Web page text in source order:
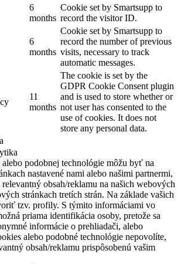
6
months
Cookie set by Smartsupp to
record the visitor ID.
6
months
Cookie set by Smartsupp to
record the number of previous
visits, necessary to track
automatic messages.
11
months
The cookie is set by the
GDPR Cookie Consent plugin
and is used to store whether or
not user has consented to the
use of cookies. It does not
store any personal data.
podobnej technológie môžu byť na
nastavené nami alebo našimi partnermi,
obsah/reklamu na našich webových
stránkach tretích strán. Na základe vašich
tzv. profily. S týmito informáciami vo
priama identifikácia osoby, pretože sa
informácie o prehliadači, alebo
alebo podobné technológie nepovolíte,
obsah/reklamu prispôsobenú vašim